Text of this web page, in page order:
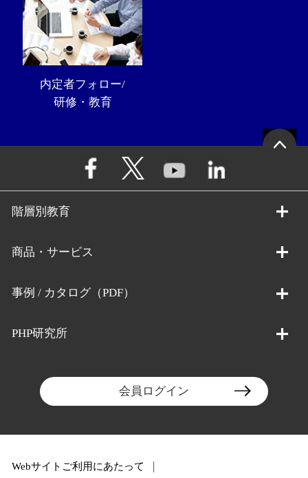
内定者フォロー/
研修・教育
階層別教育
商品・サービス
事例 / カタログ（PDF）
PHP研究所
会員ログイン
Webサイトご利用にあたって